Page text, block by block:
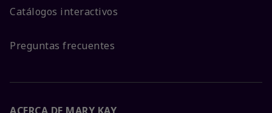
Catálogos interactivos
Preguntas frecuentes
ACERCA DE MARY KAY